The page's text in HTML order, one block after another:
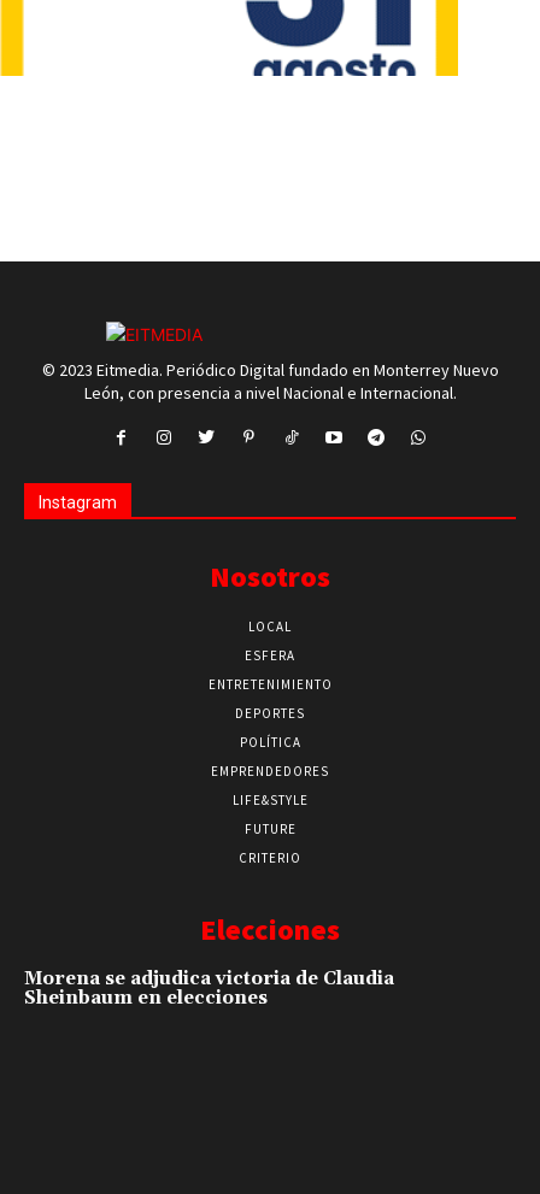
© 2023 Eitmedia. Periódico Digital fundado en Monterrey Nuevo
León, con presencia a nivel Nacional e Internacional.
Instagram
Nosotros
LOCAL
ESFERA
ENTRETENIMIENTO
DEPORTES
POLÍTICA
EMPRENDEDORES
LIFE&STYLE
FUTURE
CRITERIO
Elecciones
Morena se adjudica victoria de Claudia
Sheinbaum en elecciones